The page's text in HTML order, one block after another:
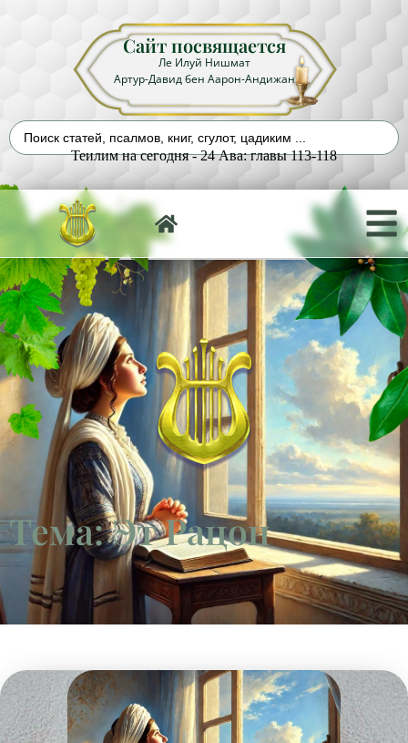
Сайт посвящается
Ле Илуй Нишмат
Артур-Давид бен Аарон-Андижан
Теилим на сегодня - 24 Ава: главы 113-118
Тема: Эт Рацон